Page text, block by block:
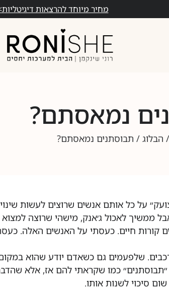
מחיר מיוחד להרצאות
נמאסתם?
/ הבלוג / תבוסתנים נמאסתם?
על כל אותם אנשים שרוצים לעשות
ממשיך לאכול ג׳אנק, מישהי שרוצה למצוא
קורות חיים. כעסתי על האנשים האלה.
שלפעמים גם כשאדם יודע שהוא
כמו שקראתי להם אז, אלא
סיכוי לשנות אותו.